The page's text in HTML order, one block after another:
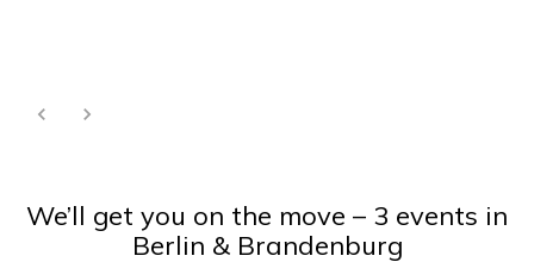
We’ll get you on the move – 3 events in
Berlin & Brandenburg